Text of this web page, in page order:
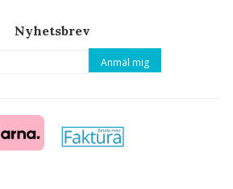
Nyhetsbrev
Anmäl mig